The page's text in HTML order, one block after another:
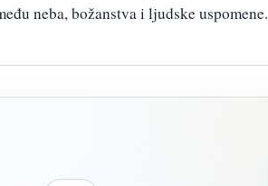
neba, božanstva i ljudske uspomene.